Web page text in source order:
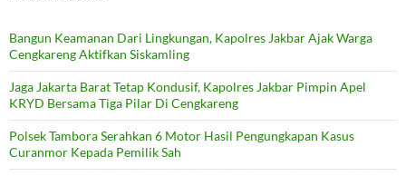
Bangun Keamanan Dari Lingkungan, Kapolres Jakbar Ajak Warga
Cengkareng Aktifkan Siskamling
Jaga Jakarta Barat Tetap Kondusif, Kapolres Jakbar Pimpin Apel
KRYD Bersama Tiga Pilar Di Cengkareng
Polsek Tambora Serahkan 6 Motor Hasil Pengungkapan Kasus
Curanmor Kepada Pemilik Sah